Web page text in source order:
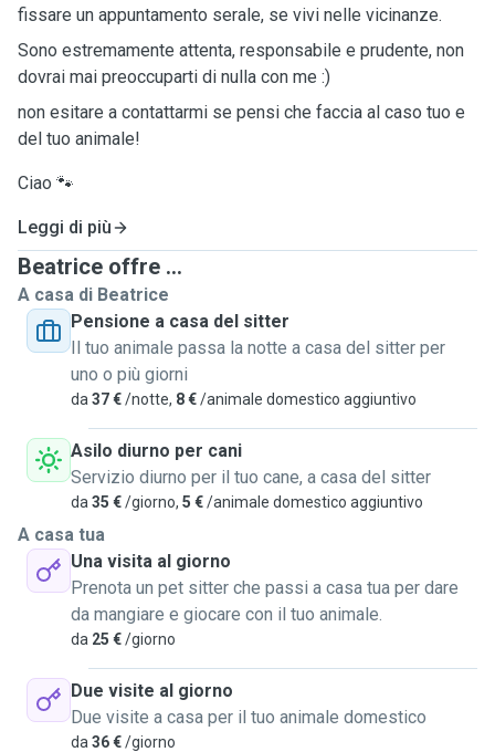
fissare un appuntamento serale, se vivi nelle vicinanze.
Sono estremamente attenta, responsabile e prudente, non
dovrai mai preoccuparti di nulla con me :)
non esitare a contattarmi se pensi che faccia al caso tuo e
del tuo animale!
Ciao 🐾
Leggi di più
Beatrice offre ...
A casa di Beatrice
Pensione a casa del sitter
Il tuo animale passa la notte a casa del sitter per
uno o più giorni
da 37 €/notte, 8 €/animale domestico aggiuntivo
Asilo diurno per cani
Servizio diurno per il tuo cane, a casa del sitter
da 35 €/giorno, 5 €/animale domestico aggiuntivo
A casa tua
Una visita al giorno
Prenota un pet sitter che passi a casa tua per dare
da mangiare e giocare con il tuo animale.
da 25 €/giorno
Due visite al giorno
Due visite a casa per il tuo animale domestico
da 36 €/giorno